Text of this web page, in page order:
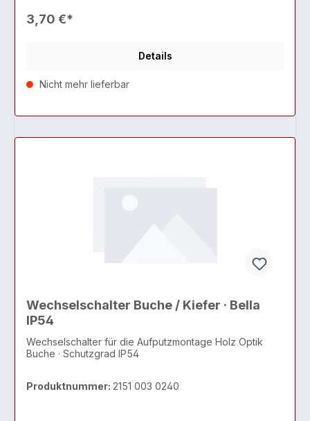
3,70 €*
Details
Nicht mehr lieferbar
Wechselschalter Buche / Kiefer · Bella
IP54
Wechselschalter für die Aufputzmontage Holz Optik
Buche · Schutzgrad IP54
Produktnummer: 2151 003 0240